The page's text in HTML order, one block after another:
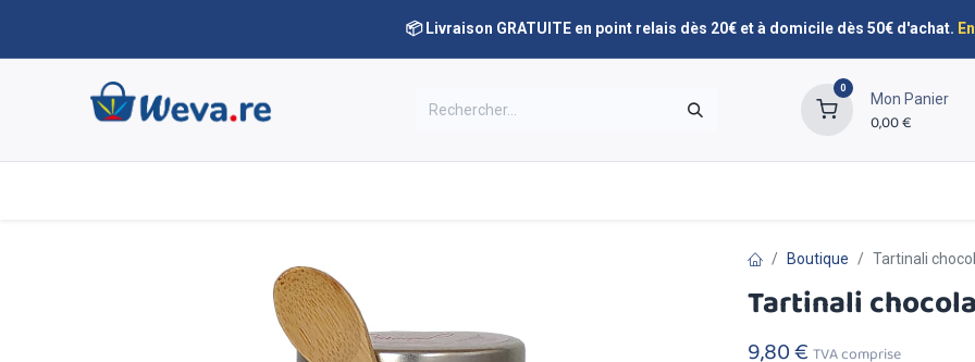
📦 Livraison GRATUITE en point relais dès 20€ et à domicile dès 50€ d'achat.
0
Mon Panier
0,00€
Boutique Tartinali
Tartinali
9,80€ TVA comprise